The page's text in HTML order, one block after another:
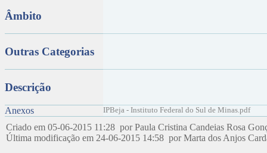
Âmbito
Outras Categorias
Descrição
Anexos IPBeja - Instituto Federal do Sul de Minas.pdf
Criado em 05-06-2015 11:28 por Paula Cristina Candeias Rosa
Última modificação em 24-06-2015 14:58 por Marta dos Anjos